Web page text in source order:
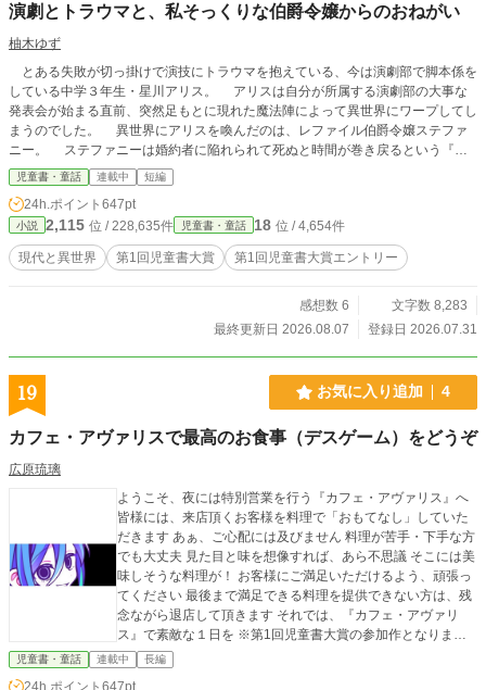
演劇とトラウマと、私そっくりな伯爵令嬢からのおねがい
柚木ゆず
とある失敗が切っ掛けで演技にトラウマを抱えている、今は演劇部で脚本係を
している中学３年生・星川アリス。 アリスは自分が所属する演劇部の大事な
発表会が始まる直前、突然足もとに現れた魔法陣によって異世界にワープしてし
まうのでした。 異世界にアリスを喚んだのは、レファイル伯爵令嬢ステファ
ニー。 ステファニーは婚約者に陥れられて死ぬと時間が巻き戻るという『ル
ープ』を繰り返していて、ようやく解決策を見つけていました。それを成功させ
るには姿がそっくりなアリスが必要で、アリスはステファニーから『自分のフリ
をして欲しい』と頼まれて――
児童書・童話 連載中 短編
24h.ポイント 647pt
小説 2,115 位 / 228,635件 児童書・童話 18 位 / 4,654件
現代と異世界 第1回児童書大賞 第1回児童書大賞エントリー
感想数 6
文字数 8,283
最終更新日 2026.08.07
登録日 2026.07.31
19 お気に入り追加 4
カフェ・アヴァリスで最高のお食事（デスゲーム）をどうぞ
広原琉璃
ようこそ、夜には特別営業を行う『カフェ・アヴァリス』へ
皆様には、来店頂くお客様を料理で「おもてなし」していた
だきます あぁ、ご心配には及びません 料理が苦手・下手な方
でも大丈夫 見た目と味を想像すれば、あら不思議 そこには美
味しそうな料理が！ お客様にご満足いただけるよう、頑張っ
てください 最後まで満足できる料理を提供できない方は、残
念ながら退店して頂きます それでは、『カフェ・アヴァリ
ス』で素敵な１日を ※第1回児童書大賞の参加作となります
※ 面白ければ、投票・感想・お気に入り・いいねなどをお
願いします
児童書・童話 連載中 長編
24h.ポイント 647pt